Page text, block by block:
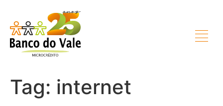
Tag: internet